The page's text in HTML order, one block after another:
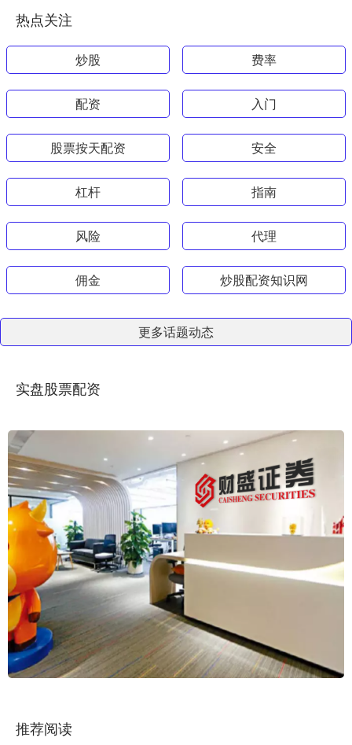
热点关注
炒股 费率
配资 入门
股票按天配资 安全
杠杆 指南
风险 代理
佣金 炒股配资知识网
更多话题动态
实盘股票配资
推荐阅读